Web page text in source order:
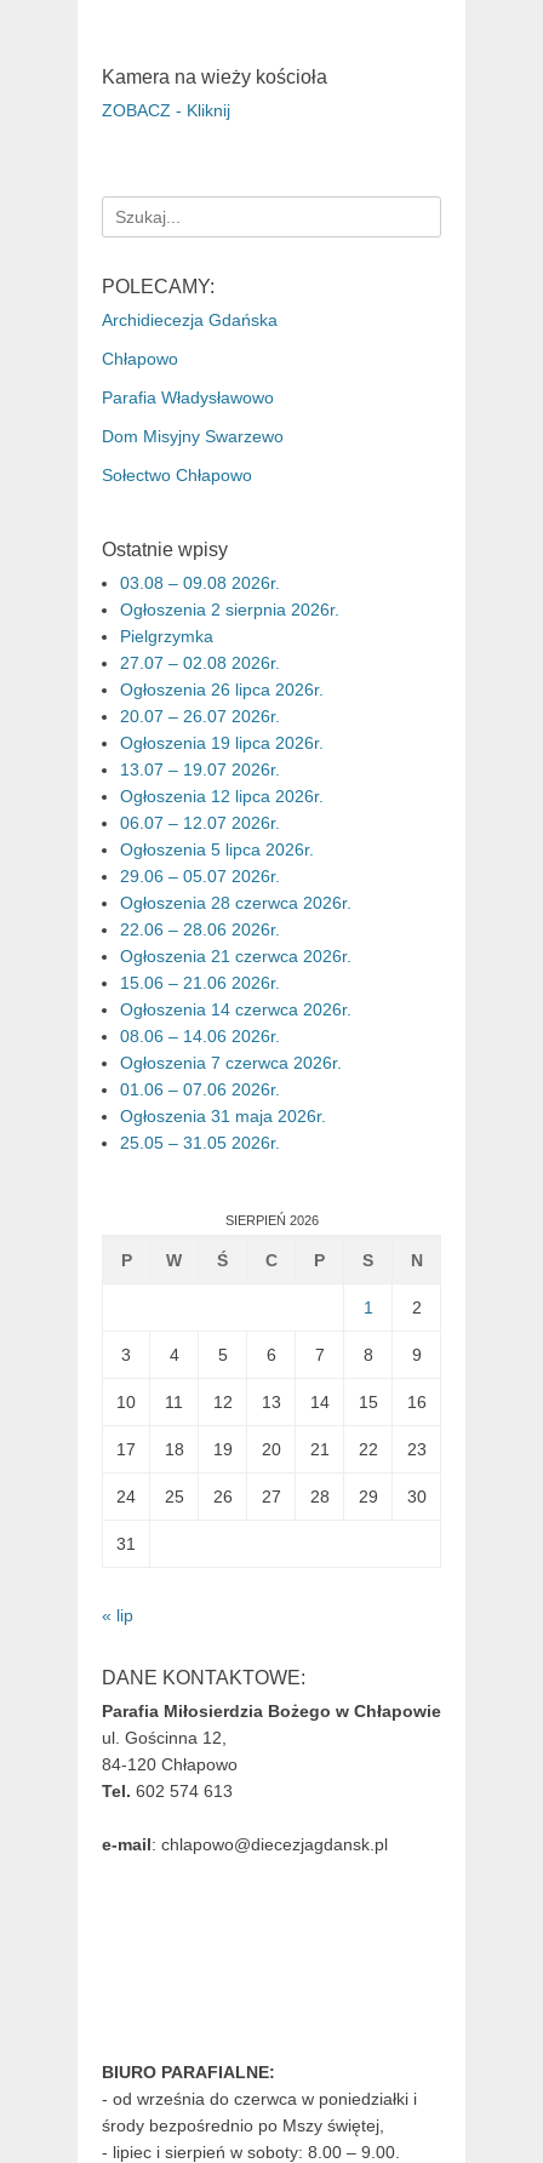
Kamera na wieży kościoła
ZOBACZ - Kliknij
Search
for:
POLECAMY:
Archidiecezja Gdańska
Chłapowo
Parafia Władysławowo
Dom Misyjny Swarzewo
Sołectwo Chłapowo
Ostatnie wpisy
03.08 – 09.08 2026r.
Ogłoszenia 2 sierpnia 2026r.
Pielgrzymka
27.07 – 02.08 2026r.
Ogłoszenia 26 lipca 2026r.
20.07 – 26.07 2026r.
Ogłoszenia 19 lipca 2026r.
13.07 – 19.07 2026r.
Ogłoszenia 12 lipca 2026r.
06.07 – 12.07 2026r.
Ogłoszenia 5 lipca 2026r.
29.06 – 05.07 2026r.
Ogłoszenia 28 czerwca 2026r.
22.06 – 28.06 2026r.
Ogłoszenia 21 czerwca 2026r.
15.06 – 21.06 2026r.
Ogłoszenia 14 czerwca 2026r.
08.06 – 14.06 2026r.
Ogłoszenia 7 czerwca 2026r.
01.06 – 07.06 2026r.
Ogłoszenia 31 maja 2026r.
25.05 – 31.05 2026r.
SIERPIEŃ 2026
P W Ś C P S N
1 2
3 4 5 6 7 8 9
10 11 12 13 14 15 16
17 18 19 20 21 22 23
24 25 26 27 28 29 30
31
« lip
DANE KONTAKTOWE:
Parafia Miłosierdzia Bożego w Chłapowie
ul. Gościnna 12,
84-120 Chłapowo
Tel. 602 574 613
e-mail: chlapowo@diecezjagdansk.pl
BIURO PARAFIALNE:
- od września do czerwca w poniedziałki i
środy bezpośrednio po Mszy świętej,
- lipiec i sierpień w soboty: 8.00 – 9.00.